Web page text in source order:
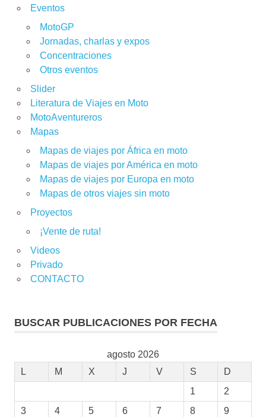
Eventos
MotoGP
Jornadas, charlas y expos
Concentraciones
Otros eventos
Slider
Literatura de Viajes en Moto
MotoAventureros
Mapas
Mapas de viajes por África en moto
Mapas de viajes por América en moto
Mapas de viajes por Europa en moto
Mapas de otros viajes sin moto
Proyectos
¡Vente de ruta!
Videos
Privado
CONTACTO
BUSCAR PUBLICACIONES POR FECHA
agosto 2026
L
M X J V S
D
1
2
3
4 5 6 7 8
9